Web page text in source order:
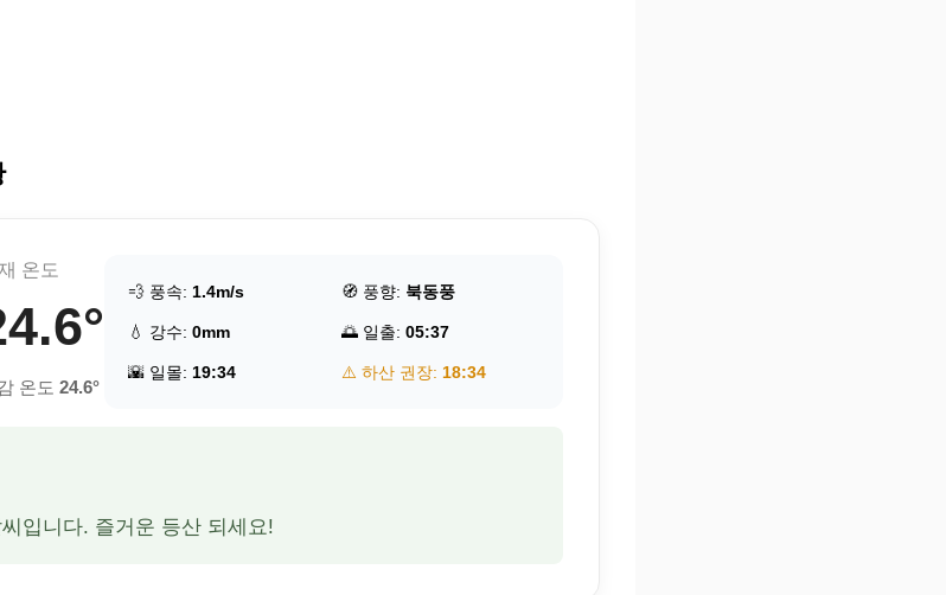
온도
온도 24.6°
💨 풍속: 1.4m/s 🧭 풍향: 북동풍
💧 강수: 0mm 🌅 일출: 05:37
🌇 일몰: 19:34 ⚠️ 하산 권장: 18:34
입니다. 즐거운 등산 되세요!